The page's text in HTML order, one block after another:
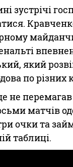
зустрічі
який
по різних
не
матчів
очки та
таблиці.